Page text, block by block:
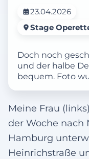
23.04.2026
Stage
Doch noch
und der halbe
bequem. Foto
Meine Frau
der Woche nach
Hamburg
Heinrichstraße